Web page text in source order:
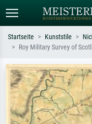
Suchen Sie nach Künstlern,
oder Stilen – z.B. Monet,
Sternennacht, Impressionismus,
Hokusai, Akt.
Startseite Kunststile
Roy Military Survey of